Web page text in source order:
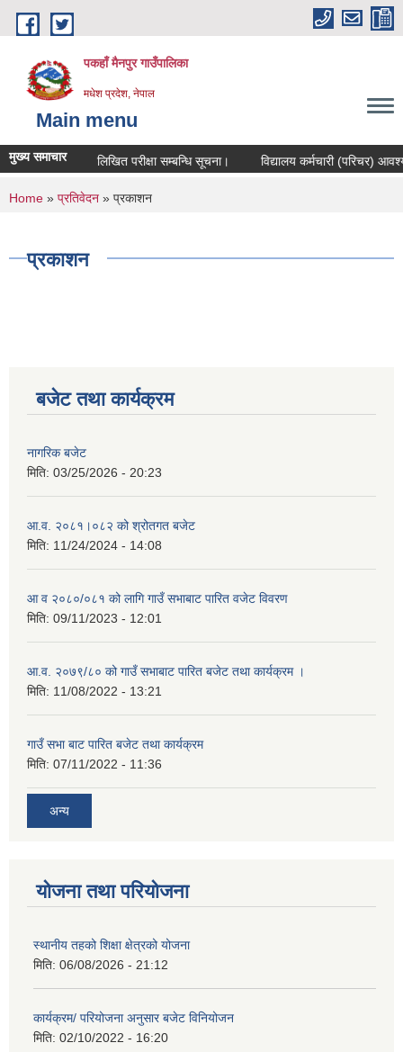
Skip to main content
पकहाँ मैनपुर गाउँपालिका
मधेश प्रदेश, नेपाल
Main menu
मुख्य समाचार
सूचना। लिखित परीक्षा सम्बन्धि सूचना। विद्यालय कर्मचारी (परिचर)
You are here
Home » प्रतिवेदन » प्रकाशन
प्रकाशन
बजेट तथा कार्यक्रम
नागरिक बजेट
मिति: 03/25/2026 - 20:23
आ.व. २०८१।०८२ को श्रोतगत बजेट
मिति: 11/24/2024 - 14:08
आ व २०८०/०८१ को लागि गाउँ सभाबाट पारित वजेट विवरण
मिति: 09/11/2023 - 12:01
आ.व. २०७९/८० को गाउँ सभाबाट पारित बजेट तथा कार्यक्रम ।
मिति: 11/08/2022 - 13:21
गाउँ सभा बाट पारित बजेट तथा कार्यक्रम
मिति: 07/11/2022 - 11:36
अन्य
योजना तथा परियोजना
स्थानीय तहको शिक्षा क्षेत्रको योजना
मिति: 06/08/2026 - 21:12
कार्यक्रम/ परियोजना अनुसार बजेट विनियोजन
मिति: 02/10/2022 - 16:20